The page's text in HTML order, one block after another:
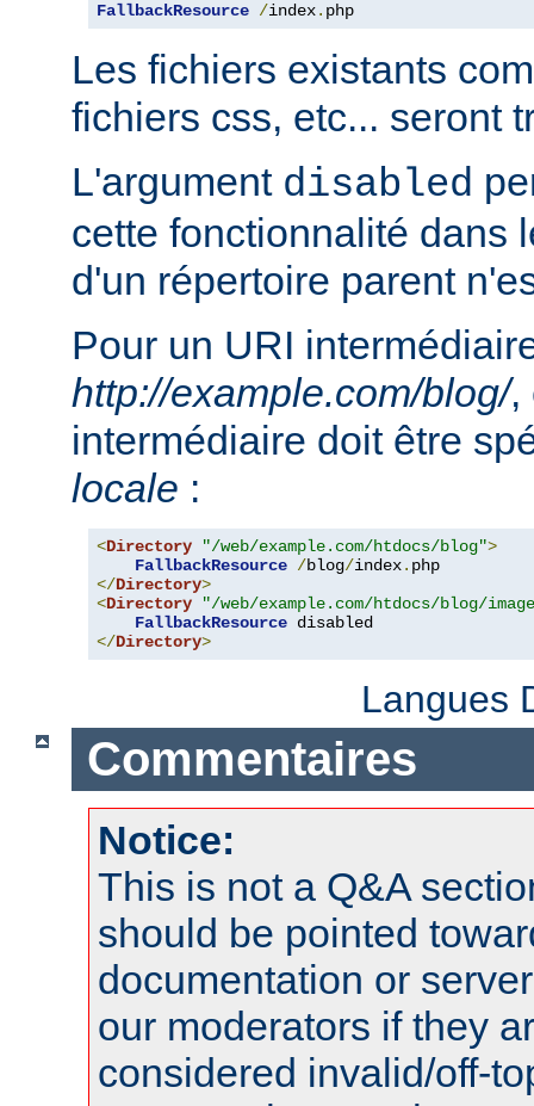
FallbackResource /index. php
Les fichiers existants
fichiers css, etc... seront
L'argument disabled
cette fonctionnalité dans
d'un répertoire parent
Pour un URI
http://example.com/blog/,
intermédiaire doit être
locale :
<Directory "/web/example.com/htdocs/blog">
FallbackResource /blog/index.
</Directory>
<Directory
"/web/example.com/htdocs/blog/
FallbackResource
</Directory>
Langues
Commentaires
Notice:
This is not a Q&A
should be pointed
documentation or
our moderators if they
considered invalid/off-